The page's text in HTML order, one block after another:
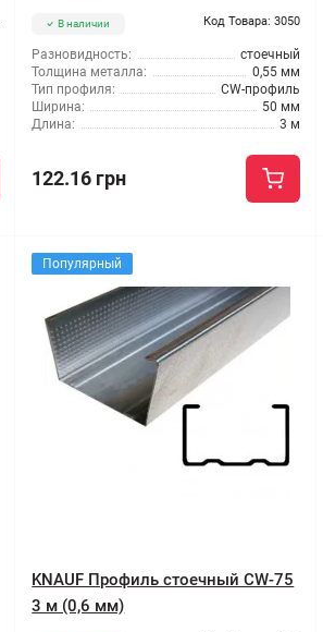
В наличии Код Товара: 3050
Разновидность:
стоечный
Толщина металла:
0,55 мм
Тип профиля:
CW-профиль
Ширина:
50 мм
Длина:
3 м
122.16 грн
Популярный
KNAUF Профиль стоечный CW-75
3 м (0,6 мм)